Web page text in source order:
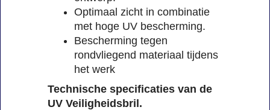
Optimaal zicht in combinatie
met hoge UV bescherming.
Bescherming tegen
rondvliegend materiaal tijdens
het werk
Technische specificaties van de
UV Veiligheidsbril.